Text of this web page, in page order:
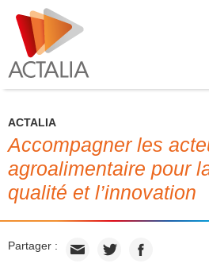
ACTALIA
Accompagner les
agroalimentaire pour
qualité et l’innovation
Partager :